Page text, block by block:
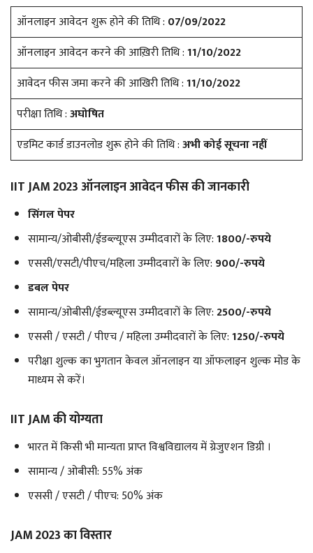
ऑनलाइन आवेदन शुरू होने की तिथि : 07/09/2022
ऑनलाइन आवेदन करने की आख़िरी तिथि :11/10/2022
आवेदन फीस जमा करने की आखिरी तिथि :11/10/2022
परीक्षा तिथि :अघोषित
एडमिट कार्ड डाउनलोड शुरू होने की तिथि :अभी कोई सूचना नहीं
IIT JAM 2023 ऑनलाइन आवेदन फीस की जानकारी
सिंगल पेपर
सामान्य/ओबीसी/ईडब्ल्यूएस उम्मीदवारों के लिए:1800/-रुपये
एससी/एसटी/पीएच/महिला उम्मीदवारों के लिए: 900/-रुपये
डबल पेपर
सामान्य/ओबीसी/ईडब्ल्यूएस उम्मीदवारों के लिए:2500/-रुपये
एससी / एसटी / पीएच / महिला उम्मीदवारों के लिए:1250/-रुपये
परीक्षा शुल्क का भुगतान केवल ऑनलाइन या ऑफलाइन शुल्क मोड के
माध्यम से करें।
IIT JAM की योग्यता
भारत में किसी भी मान्यता प्राप्त विश्वविद्यालय में ग्रेजुएशन डिग्री ।
सामान्य / ओबीसी: 55% अंक
एससी / एसटी / पीएच: 50% अंक
JAM 2023 का विस्तार